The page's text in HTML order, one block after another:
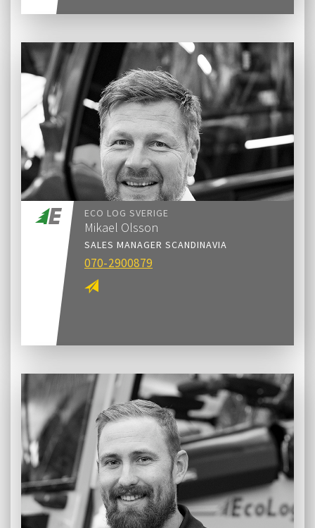
ECO LOG SVERIGE
Mikael Olsson
SALES MANAGER SCANDINAVIA
070-2900879